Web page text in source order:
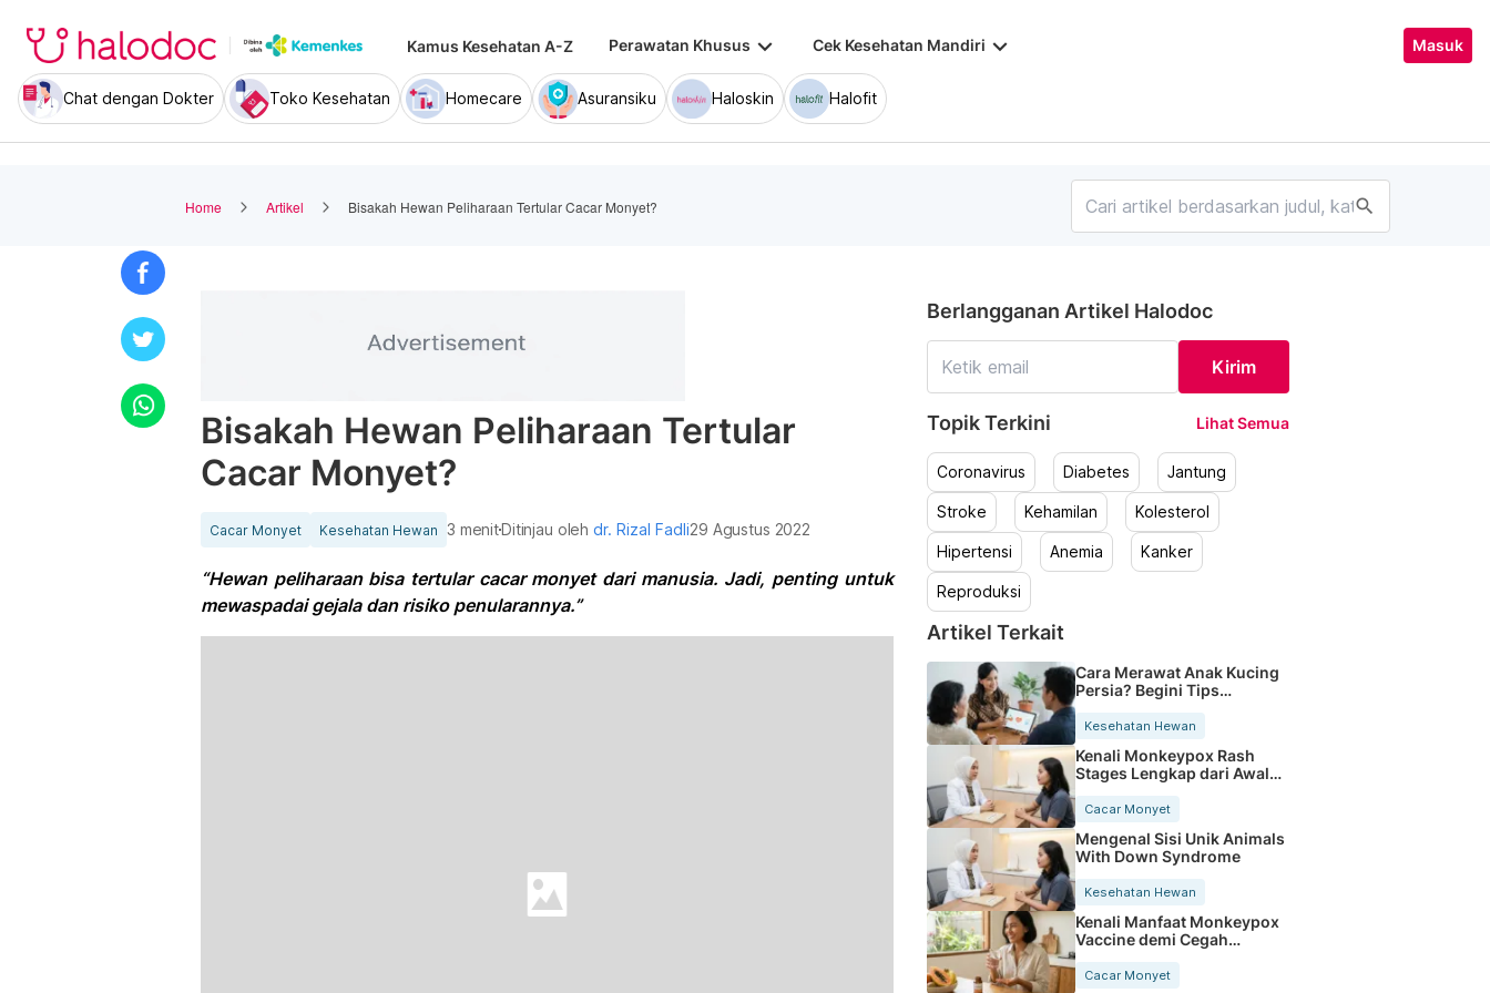
Kamus Kesehatan A-Z Perawatan Khusus keyboard_arrow_down Cek Kesehatan Mandiri keyboard_arrow_down Masuk
Chat dengan Dokter Toko Kesehatan Homecare Asuransiku Haloskin Halofit
Home Artikel Bisakah Hewan Peliharaan Tertular Cacar Monyet? search
Bisakah Hewan Peliharaan Tertular
Cacar Monyet?
Cacar Monyet Kesehatan Hewan 3 menitDitinjau olehdr. Rizal Fadli29 Agustus 2022
“Hewan peliharaan bisa tertular cacar monyet dari manusia. Jadi, penting untuk
mewaspadai gejala dan risiko penularannya.”
Berlangganan Artikel Halodoc
Kirim
Topik Terkini Lihat Semua
Coronavirus Diabetes Jantung
Stroke Kehamilan Kolesterol
Hipertensi Anemia Kanker
Reproduksi
Artikel Terkait
Cara Merawat Anak Kucing
Persia? Begini Tips
Mudahnya
Kesehatan Hewan
Kenali Monkeypox Rash
Stages Lengkap dari Awal
Cacar Monyet
Mengenal Sisi Unik Animals
With Down Syndrome
Kesehatan Hewan
Kenali Manfaat Monkeypox
Vaccine demi Cegah
Penularan
Cacar Monyet